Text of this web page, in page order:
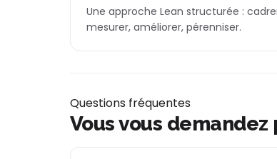
Une approche Lean structurée :
mesurer, améliorer, pérenniser.
Questions fréquentes
Vous vous